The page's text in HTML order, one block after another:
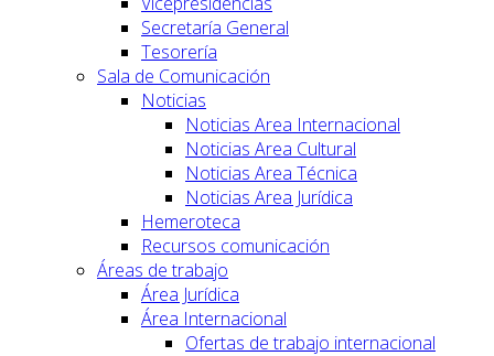
Secretaría General
Tesorería
Sala de Comunicación
Noticias
Noticias Area Internacional
Noticias Area Cultural
Noticias Area Técnica
Noticias Area Jurídica
Hemeroteca
Recursos comunicación
Áreas de trabajo
Área Jurídica
Área Internacional
Ofertas de trabajo internacional